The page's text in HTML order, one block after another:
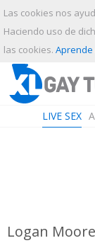
Las cookies nos
Haciendo uso de
las cookies. Aprende
LIVE SEX
Lista de
Logan Moore